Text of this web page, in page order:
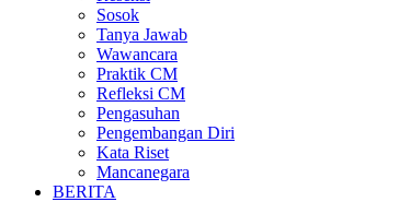
Sosok
Tanya Jawab
Wawancara
Praktik CM
Refleksi CM
Pengasuhan
Pengembangan Diri
Kata Riset
Mancanegara
BERITA